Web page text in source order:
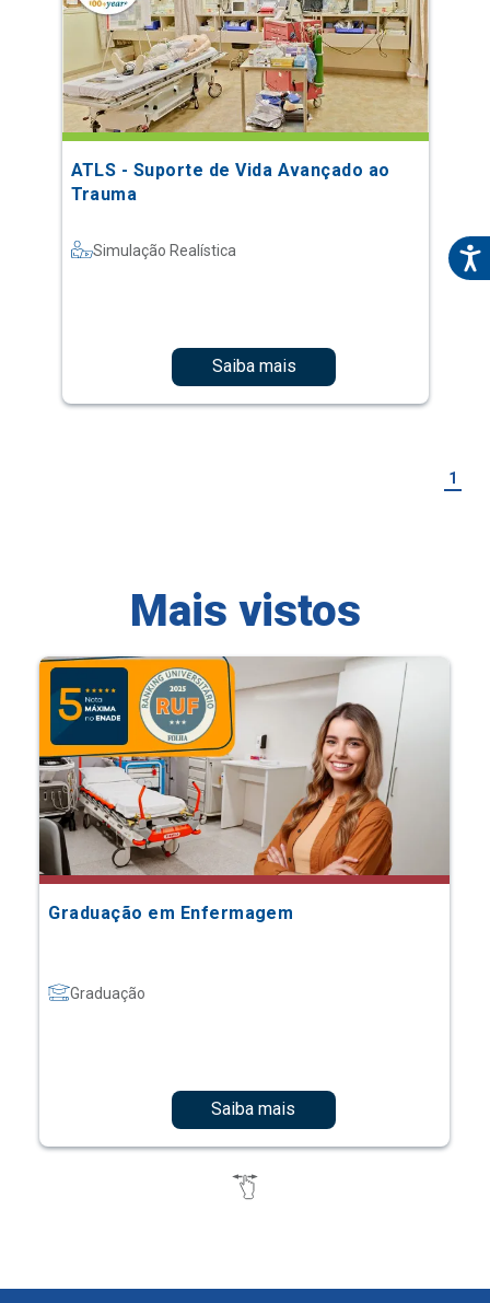
ATLS - Suporte de Vida Avançado ao
Trauma
Simulação Realística
Saiba mais
1
Mais vistos
Graduação em Enfermagem
Graduação
Saiba mais